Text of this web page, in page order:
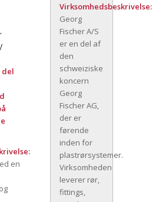
del
en
Virksomhedsbeskrivelse:
Georg
Fischer A/S
er en del af
den
schweiziske
koncern
Georg
Fischer AG,
der er
førende
inden for
plastrørsystemer.
Virksomheden
leverer rør,
fittings,